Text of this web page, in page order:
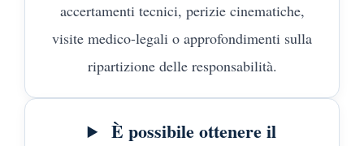
accertamenti tecnici, perizie cinematiche,
visite medico-legali o approfondimenti sulla
ripartizione delle responsabilità.
È possibile ottenere il